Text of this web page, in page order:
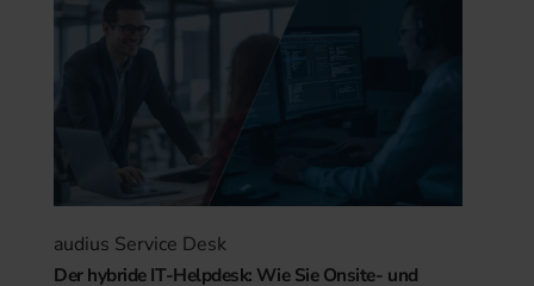
audius Service Desk
Der hybride IT-Helpdesk: Wie Sie Onsite- und